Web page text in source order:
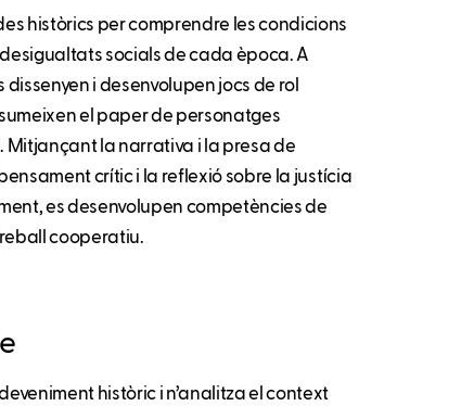
històrics per comprendre les condicions
socials de cada època. A
i desenvolupen jocs de rol
el paper de personatges
Mitjançant la narrativa i la presa de
crític i la reflexió sobre la justícia
es desenvolupen competències de
cooperatiu.
històric i n’analitza el context